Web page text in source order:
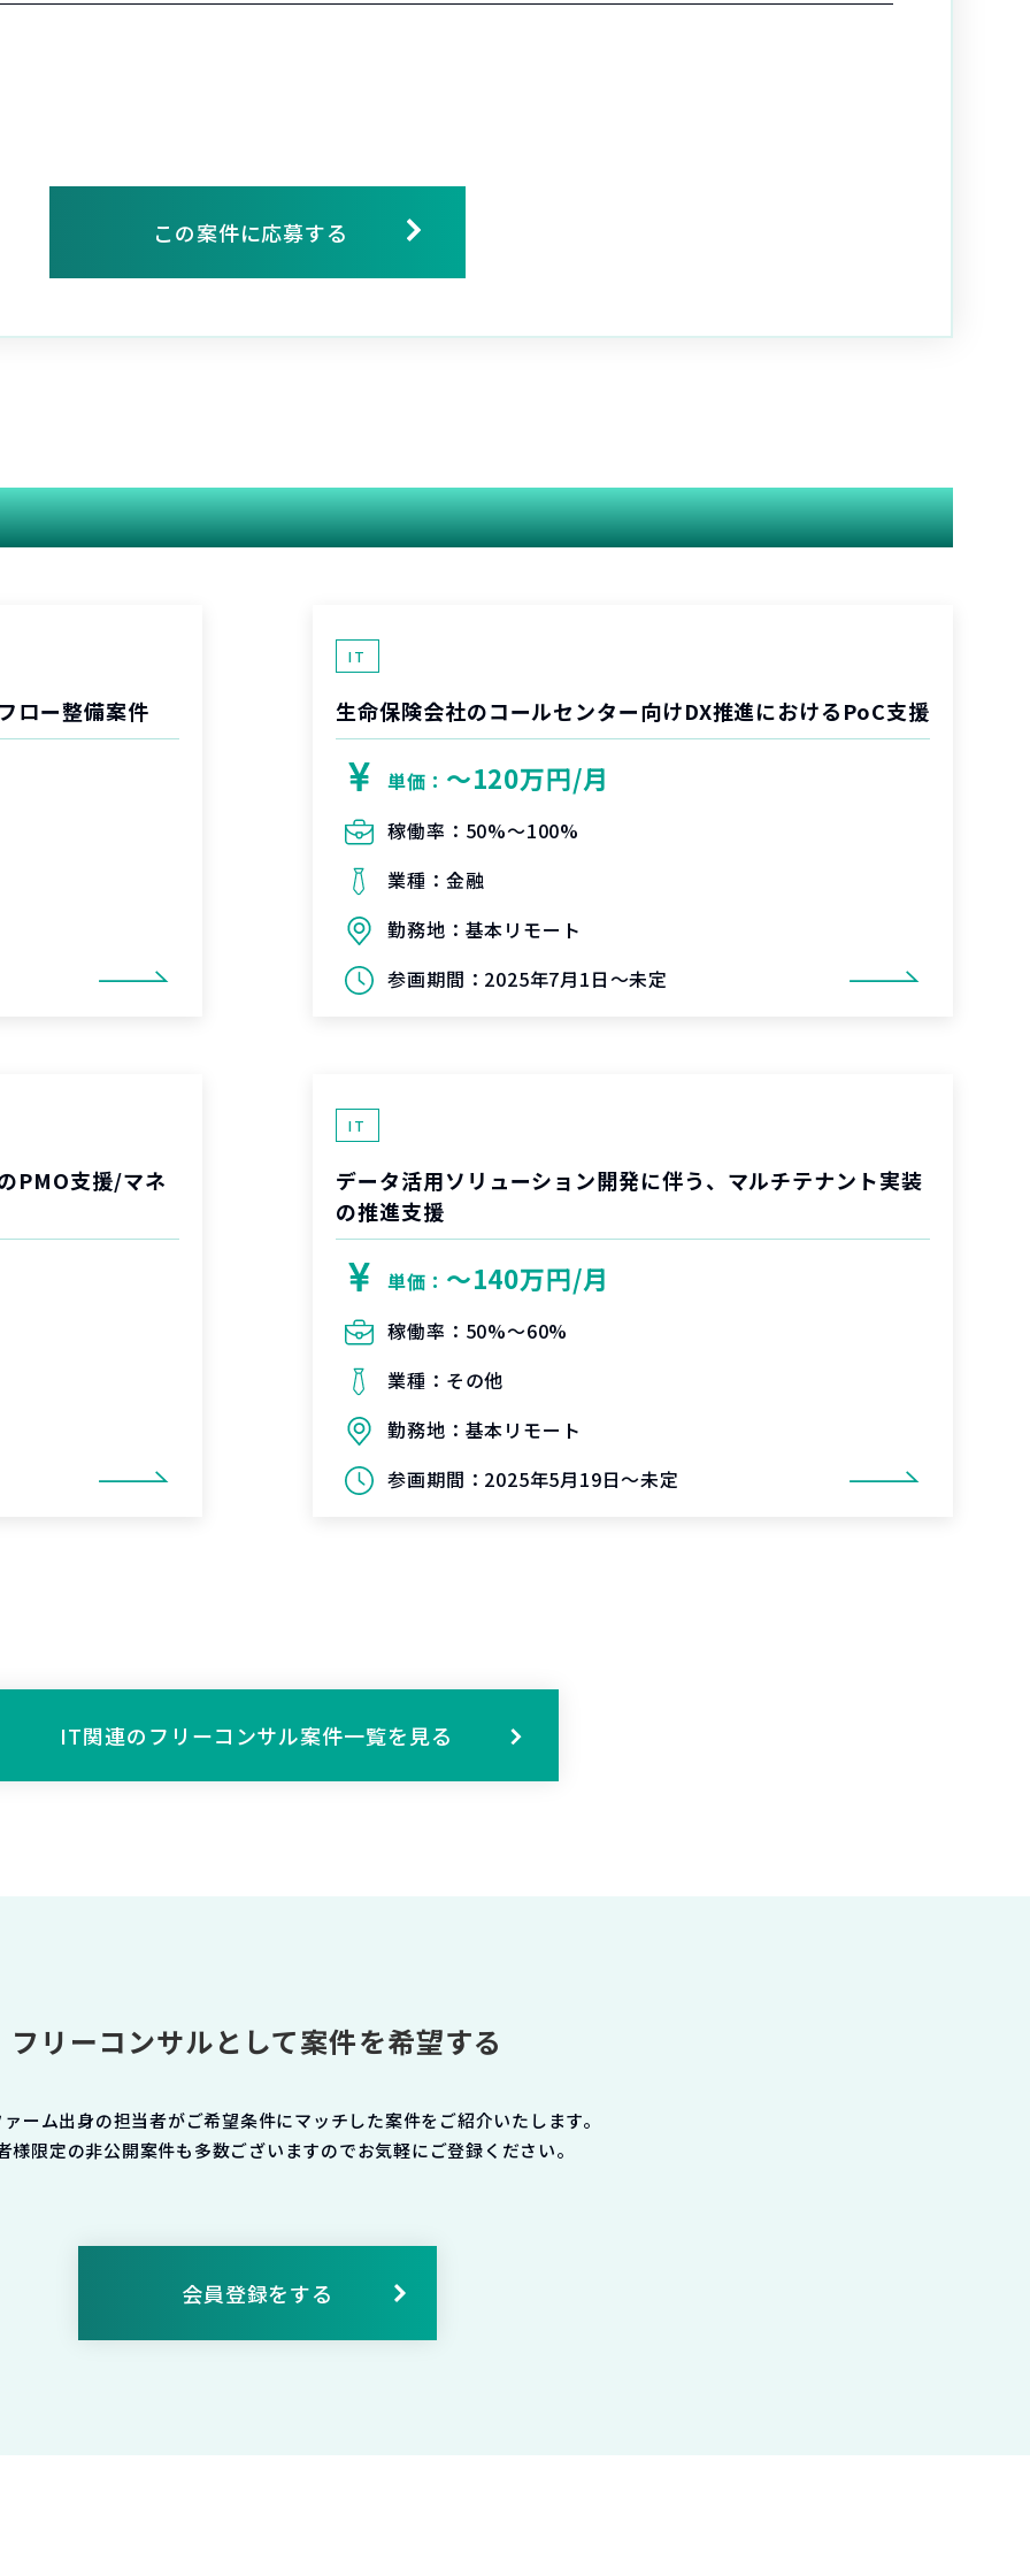
この案件に応募する
関連する案件
ロー整備案件
IT
生命保険会社のコールセンター向けDX推進におけるPoC支援
単価： 〜120万円/月
稼働率： 50%〜100%
業種： 金融
勤務地： 基本リモート
参画期間： 2025年7月1日～未定
PMO支援/マネ
IT
データ活用ソリューション開発に伴う、マルチテナント実装
の推進支援
単価： 〜140万円/月
稼働率： 50%〜60%
業種： その他
勤務地： 基本リモート
参画期間： 2025年5月19日～未定
IT関連のフリーコンサル案件一覧を見る
フリーコンサルとして案件を希望する
ーム出身の担当者がご希望条件にマッチした案件をご紹介いたします。
様限定の非公開案件も多数ございますのでお気軽にご登録ください。
会員登録をする